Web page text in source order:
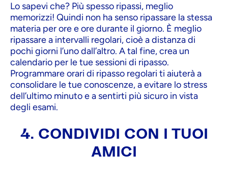
Lo sapevi che? Più spesso ripassi, meglio
memorizzi! Quindi non ha senso ripassare la stessa
materia per ore e ore durante il giorno. È meglio
ripassare a intervalli regolari, cioè a distanza di
pochi giorni l’uno dall’altro. A tal fine, crea un
calendario per le tue sessioni di ripasso.
Programmare orari di ripasso regolari ti aiuterà a
consolidare le tue conoscenze, a evitare lo stress
dell’ultimo minuto e a sentirti più sicuro in vista
degli esami.
4. CONDIVIDI CON I TUOI
AMICI